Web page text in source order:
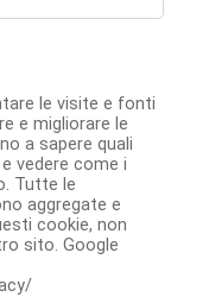
le visite e fonti
e migliorare le
a sapere quali
vedere come i
Tutte le
aggregate e
cookie, non
sito. Google